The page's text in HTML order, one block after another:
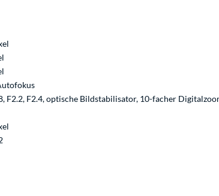
F2.2, F2.4, optische Bildstabilisator, 10-facher